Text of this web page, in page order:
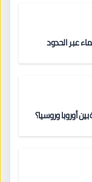
عبر الحدود
أوروبا وروسيا؟